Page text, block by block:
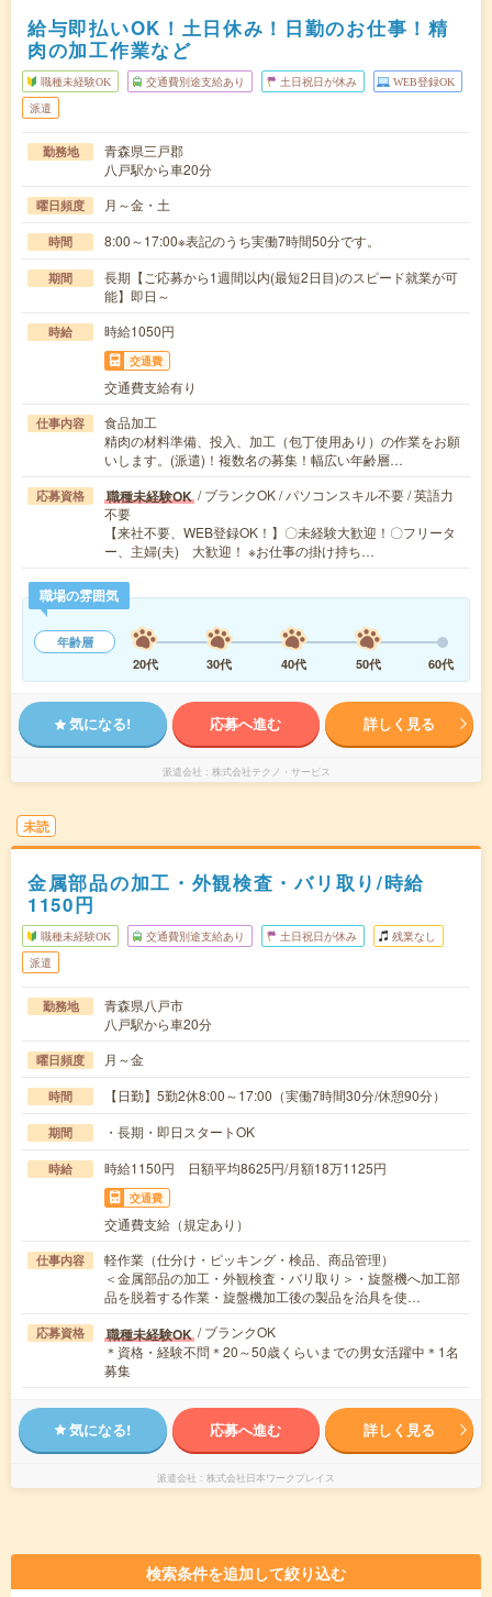
給与即払いOK！土日休み！日勤のお仕事！精
肉の加工作業など
職種未経験OK 交通費別途支給あり 土日祝日が休み WEB登録OK
派遣
勤務地
青森県三戸郡
八戸駅から車20分
曜日頻度 月～金・土
時間 8:00～17:00※表記のうち実働7時間50分です。
期間
長期【ご応募から1週間以内(最短2日目)のスピード就業が可
能】即日～
時給 時給1050円
交通費
交通費支給有り
仕事内容
食品加工
精肉の材料準備、投入、加工（包丁使用あり）の作業をお願
いします。(派遣)！複数名の募集！幅広い年齢層…
応募資格 職種未経験OK / ブランクOK / パソコンスキル不要 / 英語力
不要
【来社不要、WEB登録OK！】〇未経験大歓迎！〇フリータ
ー、主婦(夫) 大歓迎！ ※お仕事の掛け持ち…
職場の雰囲気
年齢層
20代
30代 40代 50代 60代
気になる! 応募へ進む 詳しく見る
派遣会社 株式会社テクノ・サービス
未読
金属部品の加工・外観検査・バリ取り/時給
1150円
職種未経験OK 交通費別途支給あり 土日祝日が休み 残業なし
派遣
勤務地
青森県八戸市
八戸駅から車20分
曜日頻度 月～金
時間 【日勤】5勤2休8:00～17:00（実働7時間30分/休憩90分）
期間 ・長期・即日スタートOK
時給 時給1150円 日額平均8625円/月額18万1125円
交通費
交通費支給（規定あり）
仕事内容
軽作業（仕分け・ピッキング・検品、商品管理）
＜金属部品の加工・外観検査・バリ取り＞・旋盤機へ加工部
品を脱着する作業・旋盤機加工後の製品を治具を使…
応募資格 職種未経験OK / ブランクOK
＊資格・経験不問＊20～50歳くらいまでの男女活躍中＊1名
募集
気になる! 応募へ進む 詳しく見る
派遣会社 株式会社日本ワークプレイス
検索条件を追加して絞り込む